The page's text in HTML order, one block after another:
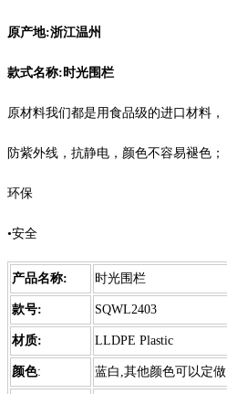
原产地:浙江温州
款式名称:时光围栏
原材料我们都是用食品级的进口材料，
防紫外线，抗静电，颜色不容易褪色；
环保
•安全
产品名称: 时光围栏
款号: SQWL2403
材质: LLDPE Plastic
颜色: 蓝白,其他颜色可以定做